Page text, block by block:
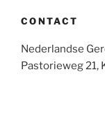
CONTACT
Nederlandse
Pastorieweg 21,